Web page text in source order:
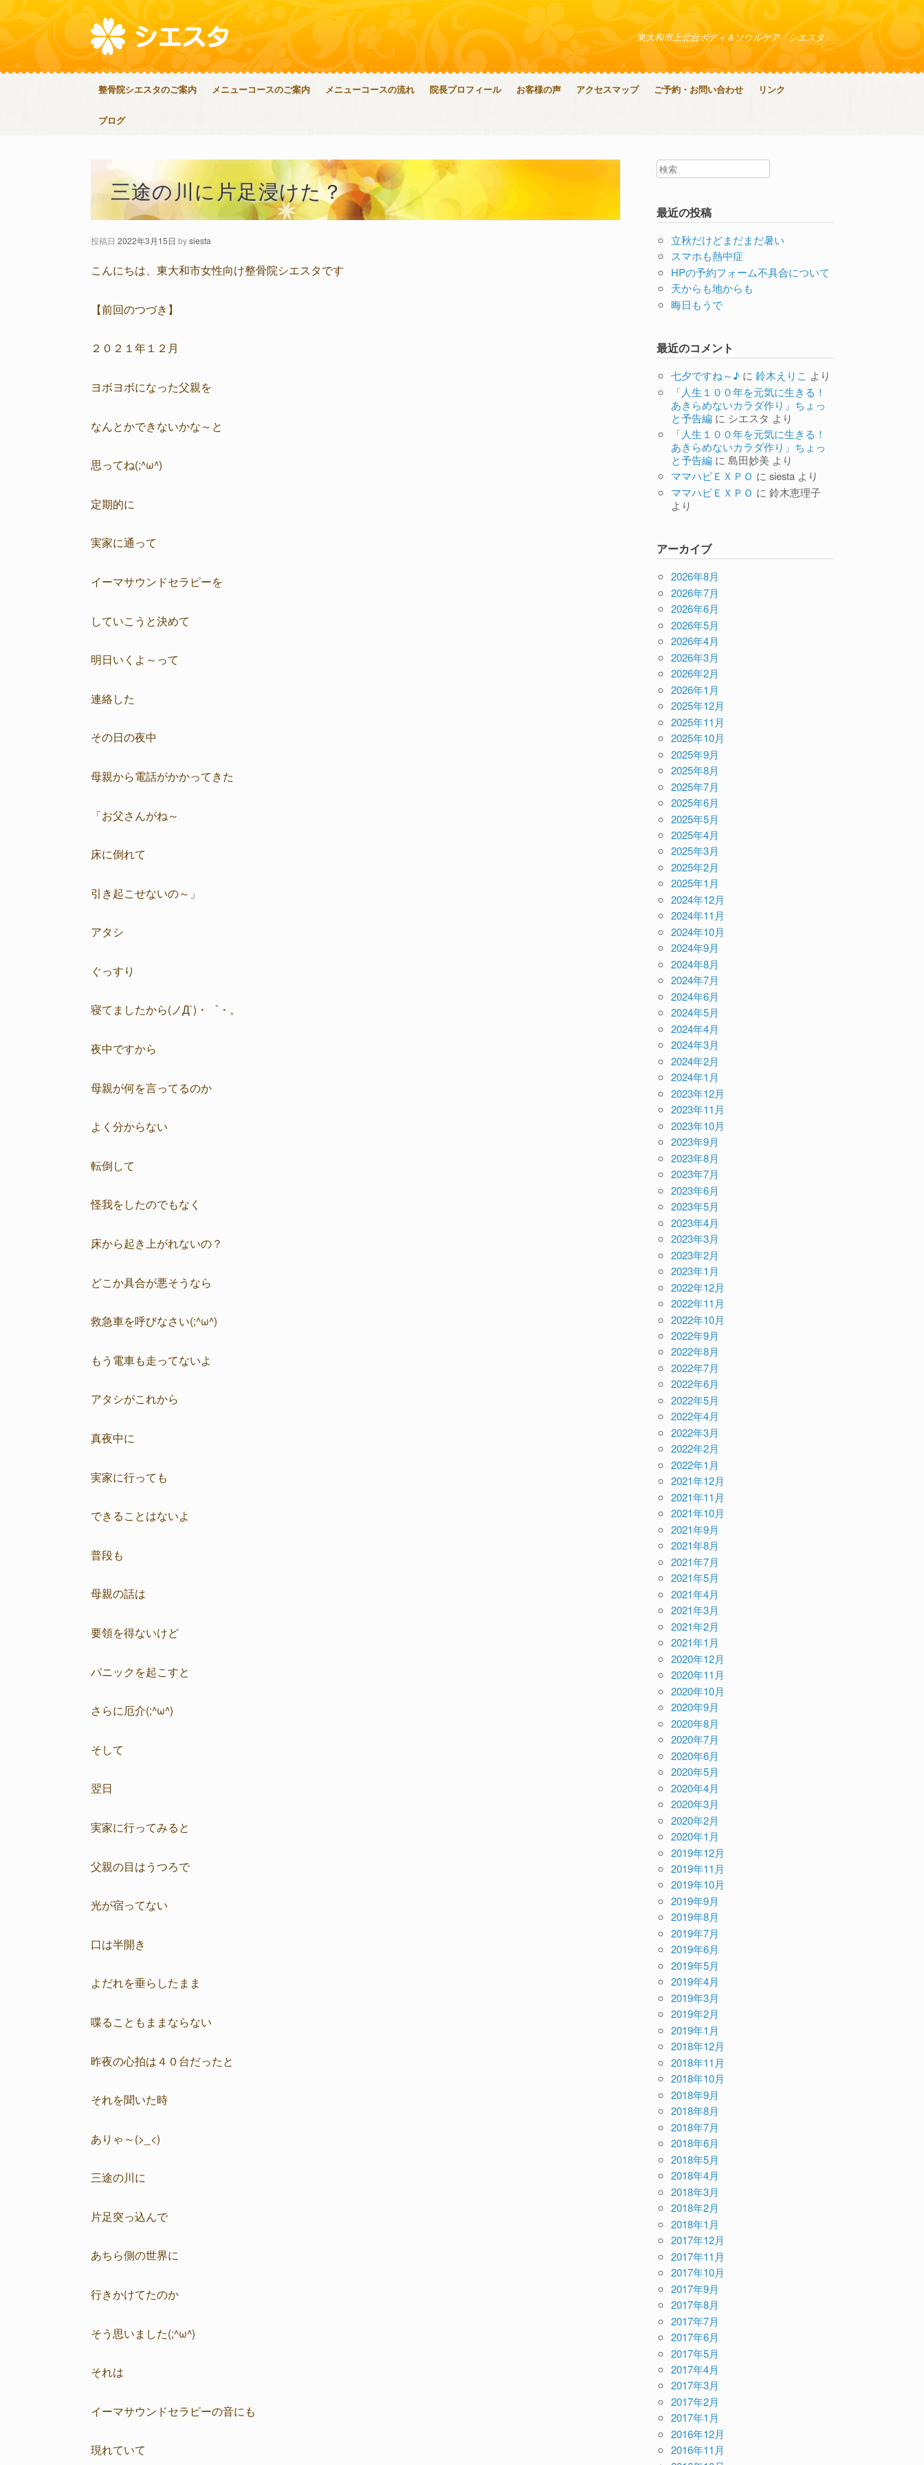
東大和市上北台ボディ＆ソウルケア「シエスタ」
整骨院シエスタのご案内 メニューコースのご案内 メニューコースの流れ 院長プロフィール お客様の声 アクセスマップ ご予約・お問い合わせ リンク
ブログ
三途の川に片足浸けた？
投稿日 2022年3月15日 bysiesta
こんにちは、東大和市女性向け整骨院シエスタです
【前回のつづき】
２０２１年１２月
ヨボヨボになった父親を
なんとかできないかな～と
思ってね(;^ω^)
定期的に
実家に通って
イーマサウンドセラピーを
していこうと決めて
明日いくよ～って
連絡した
その日の夜中
母親から電話がかかってきた
「お父さんがね～
床に倒れて
引き起こせないの～」
アタシ
ぐっすり
寝てましたから(ノД`)・゜・。
夜中ですから
母親が何を言ってるのか
よく分からない
転倒して
怪我をしたのでもなく
床から起き上がれないの？
どこか具合が悪そうなら
救急車を呼びなさい(;^ω^)
もう電車も走ってないよ
アタシがこれから
真夜中に
実家に行っても
できることはないよ
普段も
母親の話は
要領を得ないけど
パニックを起こすと
さらに厄介(;^ω^)
そして
翌日
実家に行ってみると
父親の目はうつろで
光が宿ってない
口は半開き
よだれを垂らしたまま
喋ることもままならない
昨夜の心拍は４０台だったと
それを聞いた時
ありゃ～(>_<)
三途の川に
片足突っ込んで
あちら側の世界に
行きかけてたのか
そう思いました(;^ω^)
それは
イーマサウンドセラピーの音にも
現れていて
最近の投稿
立秋だけどまだまだ暑い
スマホも熱中症
HPの予約フォーム不具合について
天からも地からも
晦日もうで
最近のコメント
七夕ですね～♪ に鈴木えりこ より
「人生１００年を元気に生きる！
あきらめないカラダ作り」ちょっ
と予告編 に シエスタ より
「人生１００年を元気に生きる！
あきらめないカラダ作り」ちょっ
と予告編 に島田妙美 より
ママハピＥＸＰＯ にsiesta より
ママハピＥＸＰＯ に鈴木恵理子
より
アーカイブ
2026年8月
2026年7月
2026年6月
2026年5月
2026年4月
2026年3月
2026年2月
2026年1月
2025年12月
2025年11月
2025年10月
2025年9月
2025年8月
2025年7月
2025年6月
2025年5月
2025年4月
2025年3月
2025年2月
2025年1月
2024年12月
2024年11月
2024年10月
2024年9月
2024年8月
2024年7月
2024年6月
2024年5月
2024年4月
2024年3月
2024年2月
2024年1月
2023年12月
2023年11月
2023年10月
2023年9月
2023年8月
2023年7月
2023年6月
2023年5月
2023年4月
2023年3月
2023年2月
2023年1月
2022年12月
2022年11月
2022年10月
2022年9月
2022年8月
2022年7月
2022年6月
2022年5月
2022年4月
2022年3月
2022年2月
2022年1月
2021年12月
2021年11月
2021年10月
2021年9月
2021年8月
2021年7月
2021年5月
2021年4月
2021年3月
2021年2月
2021年1月
2020年12月
2020年11月
2020年10月
2020年9月
2020年8月
2020年7月
2020年6月
2020年5月
2020年4月
2020年3月
2020年2月
2020年1月
2019年12月
2019年11月
2019年10月
2019年9月
2019年8月
2019年7月
2019年6月
2019年5月
2019年4月
2019年3月
2019年2月
2019年1月
2018年12月
2018年11月
2018年10月
2018年9月
2018年8月
2018年7月
2018年6月
2018年5月
2018年4月
2018年3月
2018年2月
2018年1月
2017年12月
2017年11月
2017年10月
2017年9月
2017年8月
2017年7月
2017年6月
2017年5月
2017年4月
2017年3月
2017年2月
2017年1月
2016年12月
2016年11月